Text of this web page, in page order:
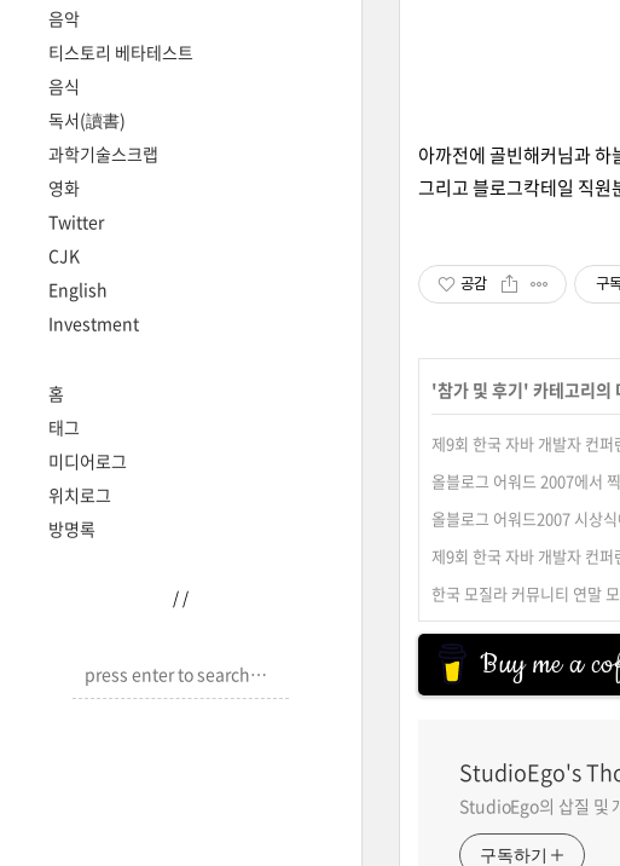
음악
티스토리 베타테스트
음식
독서(讀書)
과학기술스크랩
영화
Twitter
CJK
English
Investment
홈
태그
미디어로그
위치로그
방명록
/ /
아까전에 골빈해커님과
그리고 블로그칵테일 직원
공감 구
'참가 및 후기' 카테고리의
제9회 한국 자바 개발자 컨
올블로그 어워드 2007에서
올블로그 어워드2007 시상
제9회 한국 자바 개발자 컨퍼
한국 모질라 커뮤니티 연말
Buy me a
StudioEgo's
StudioEgo의 삽질 및
구독하기